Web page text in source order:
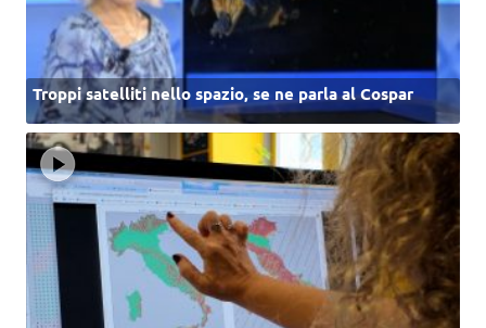
Troppi satelliti nello spazio, se ne parla al Cospar